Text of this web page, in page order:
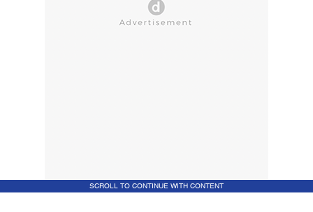
SCROLL TO CONTINUE WITH CONTENT